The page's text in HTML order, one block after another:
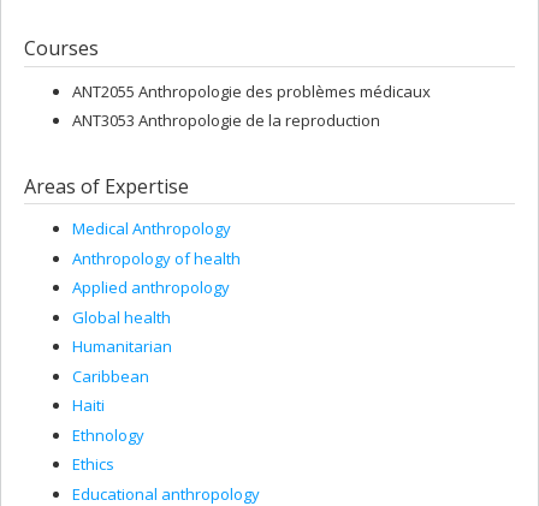
Courses
ANT2055 Anthropologie des problèmes médicaux
ANT3053 Anthropologie de la reproduction
Areas of Expertise
Medical Anthropology
Anthropology of health
Applied anthropology
Global health
Humanitarian
Caribbean
Haiti
Ethnology
Ethics
Educational anthropology